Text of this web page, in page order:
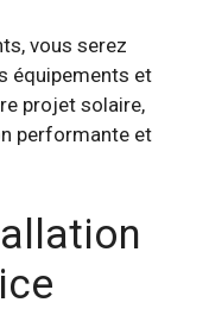
vous serez
équipements et
projet solaire,
performante et